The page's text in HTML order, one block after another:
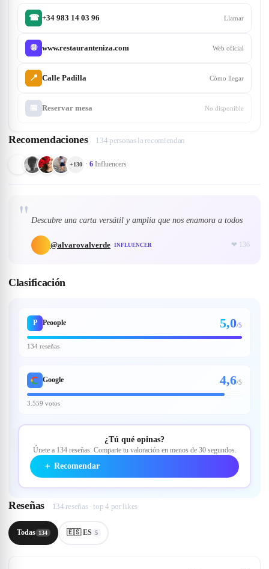
☎ +34 983 14 03 96 Llamar
🌐 www.restauranteniza.com Web oficial
📍 Calle Padilla Cómo llegar
📅 Reservar mesa No disponible
Recomendaciones 134 personas la recomiendan
+130 · 6 Influencers
" Descubre una carta versátil y amplia que nos enamora a todos
@alvarovalverde INFLUENCER ❤ 136
Clasificación
P Peoople 5,0/5
134 reseñas
Google 4,6/5
3.559 votos
¿Tú qué opinas?
Únete a 134 reseñas. Comparte tu valoración en menos de 30 segundos.
＋ Recomendar
Reseñas 134 reseñas · top 4 por likes
Todas 134 🇪🇸 ES 5